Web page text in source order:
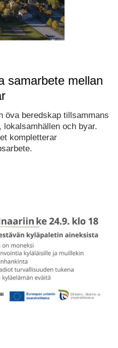
samarbete mellan
öva beredskap tillsammans
lokalsamhällen och byar.
kompletterar